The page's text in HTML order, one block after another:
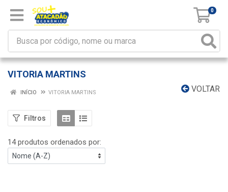
0
VITORIA MARTINS
VOLTAR
INÍCIO VITORIA MARTINS
Filtros
14 produtos ordenados por: